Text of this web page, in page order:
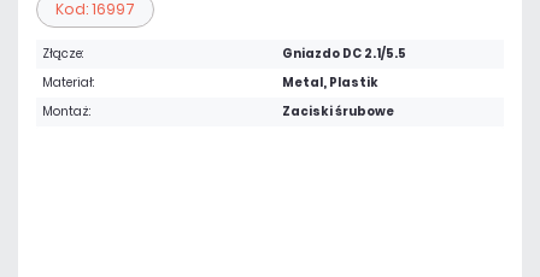
Kod: 16997
Złącze:
Gniazdo DC 2.1/5.5
Materiał:
Metal, Plastik
Montaż:
Zaciski śrubowe